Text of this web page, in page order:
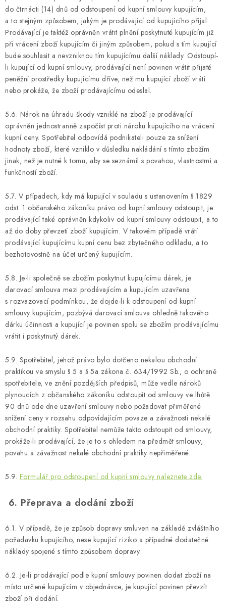
do čtrnácti (14) dnů od odstoupení od kupní smlouvy kupujícím,
a to stejným způsobem, jakým je prodávající od kupujícího přijal.
Prodávající je taktéž oprávněn vrátit plnění poskytnuté kupujícím již
při vrácení zboží kupujícím či jiným způsobem, pokud s tím kupující
bude souhlasit a nevzniknou tím kupujícímu další náklady. Odstoupí-
li kupující od kupní smlouvy, prodávající není povinen vrátit přijaté
peněžní prostředky kupujícímu dříve, než mu kupující zboží vrátí
nebo prokáže, že zboží prodávajícímu odeslal.
5.6. Nárok na úhradu škody vzniklé na zboží je prodávající
oprávněn jednostranně započíst proti nároku kupujícího na vrácení
kupní ceny. Spotřebitel odpovídá podnikateli pouze za snížení
hodnoty zboží, které vzniklo v důsledku nakládání s tímto zbožím
jinak, než je nutné k tomu, aby se seznámil s povahou, vlastnostmi a
funkčností zboží.
5.7. V případech, kdy má kupující v souladu s ustanovením § 1829
odst. 1 občanského zákoníku právo od kupní smlouvy odstoupit, je
prodávající také oprávněn kdykoliv od kupní smlouvy odstoupit, a to
až do doby převzetí zboží kupujícím. V takovém případě vrátí
prodávající kupujícímu kupní cenu bez zbytečného odkladu, a to
bezhotovostně na účet určený kupujícím.
5.8. Je-li společně se zbožím poskytnut kupujícímu dárek, je
darovací smlouva mezi prodávajícím a kupujícím uzavřena
s rozvazovací podmínkou, že dojde-li k odstoupení od kupní
smlouvy kupujícím, pozbývá darovací smlouva ohledně takového
dárku účinnosti a kupující je povinen spolu se zbožím prodávajícímu
vrátit i poskytnutý dárek.
5.9. Spotřebitel, jehož právo bylo dotčeno nekalou obchodní
praktikou ve smyslu § 5 a § 5a zákona č. 634/1992 Sb., o ochraně
spotřebitele, ve znění pozdějších předpisů, může vedle nároků
plynoucích z občanského zákoníku odstoupit od smlouvy ve lhůtě
90 dnů ode dne uzavření smlouvy nebo požadovat přiměřené
snížení ceny v rozsahu odpovídajícím povaze a závažnosti nekalé
obchodní praktiky. Spotřebitel nemůže takto odstoupit od smlouvy,
prokáže-li prodávající, že je to s ohledem na předmět smlouvy,
povahu a závažnost nekalé obchodní praktiky nepřiměřené.
5.9. Formulář pro odstoupení od kupní smlouvy naleznete zde.
6. Přeprava a dodání zboží
6.1. V případě, že je způsob dopravy smluven na základě zvláštního
požadavku kupujícího, nese kupující riziko a případné dodatečné
náklady spojené s tímto způsobem dopravy.
6.2. Je-li prodávající podle kupní smlouvy povinen dodat zboží na
místo určené kupujícím v objednávce, je kupující povinen převzít
zboží při dodání.